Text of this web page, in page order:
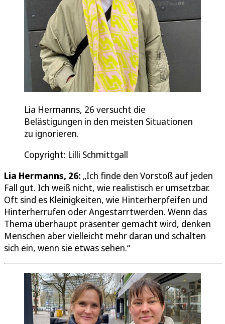
Lia Hermanns, 26 versucht die
Belästigungen in den meisten Situationen
zu ignorieren.
Copyright: Lilli Schmittgall
Lia Hermanns, 26: „Ich finde den Vorstoß auf jeden
Fall gut. Ich weiß nicht, wie realistisch er umsetzbar.
Oft sind es Kleinigkeiten, wie Hinterherpfeifen und
Hinterherrufen oder Angestarrtwerden. Wenn das
Thema überhaupt präsenter gemacht wird, denken
Menschen aber vielleicht mehr daran und schalten
sich ein, wenn sie etwas sehen.“